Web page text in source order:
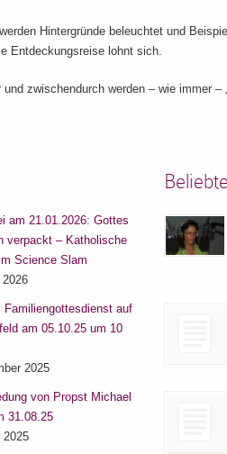
Hintergründe beleuchtet und
Entdeckungsreise lohnt sich.
zwischendurch werden – wie immer –
am 21.01.2026: Gottes
verpackt – Katholische
Science Slam
Familiengottesdienst auf
am 05.10.25 um 10
2025
von Propst Michael
31.08.25
2025